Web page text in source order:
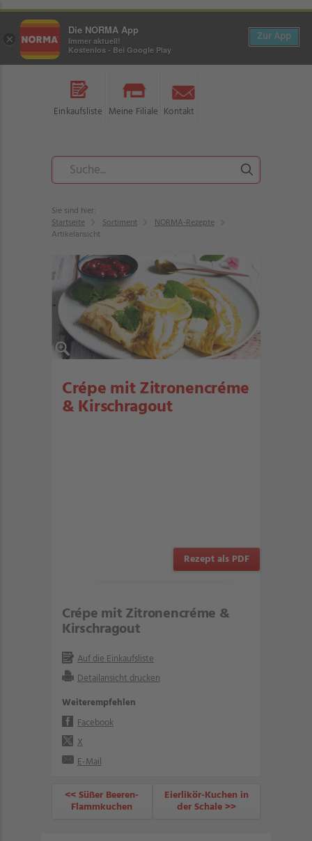
Einkaufsliste Meine Filiale Kontakt
Sie sind hier:
Startseite
Sortiment
NORMA-Rezepte
Artikelansicht
Crépe mit Zitronencréme
& Kirschragout
Rezept als PDF
Crépe mit Zitronencréme &
Kirschragout
Auf die Einkaufsliste
Detailansicht drucken
Weiterempfehlen
Facebook
X
E-Mail
<< Süßer Beeren-
Flammkuchen
Eierlikör-Kuchen in
der Schale >>
×
Die NORMA App
Immer aktuell!
Kostenlos - Bei Google Play
Zur App